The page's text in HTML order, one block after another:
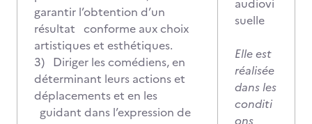
garantir l’obtention d’un
résultat conforme aux choix
artistiques et esthétiques.
3) Diriger les comédiens, en
déterminant leurs actions et
déplacements et en les
guidant dans l’expression de
audiovi
suelle
Elle est
réalisée
dans les
conditi
ons